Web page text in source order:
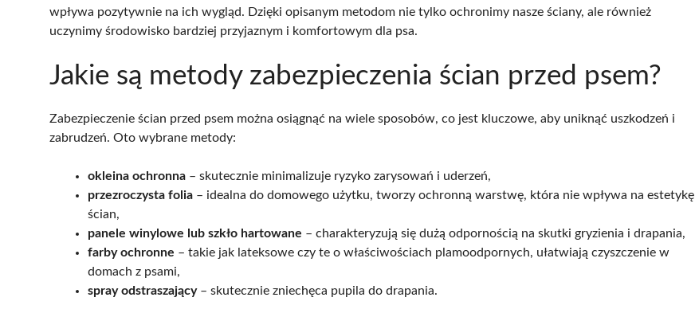
wpływa pozytywnie na ich wygląd. Dzięki opisanym metodom nie tylko ochronimy nasze ściany, ale również
uczynimy środowisko bardziej przyjaznym i komfortowym dla psa.
Jakie są metody zabezpieczenia ścian przed psem?
Zabezpieczenie ścian przed psem można osiągnąć na wiele sposobów, co jest kluczowe, aby uniknąć uszkodzeń i
zabrudzeń. Oto wybrane metody:
okleina ochronna – skutecznie minimalizuje ryzyko zarysowań i uderzeń,
przezroczysta folia – idealna do domowego użytku, tworzy ochronną warstwę, która nie wpływa na estetykę
ścian,
panele winylowe lub szkło hartowane – charakteryzują się dużą odpornością na skutki gryzienia i drapania,
farby ochronne – takie jak lateksowe czy te o właściwościach plamoodpornych, ułatwiają czyszczenie w
domach z psami,
spray odstraszający– skutecznie zniechęca pupila do drapania.